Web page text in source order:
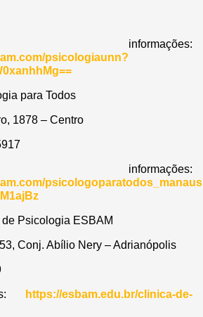
psicologiaunn?
para Todos
1878 – Centro
Psicologia ESBAM
Conj. Abílio Nery – Adrianópolis
https://esbam.edu.br/clinica-de-